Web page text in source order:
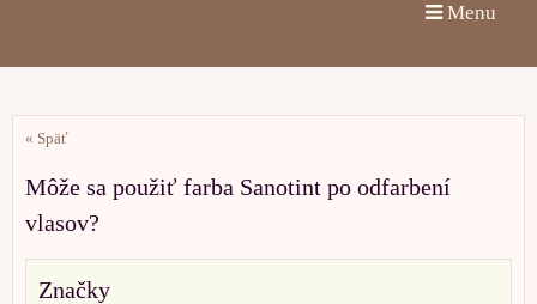
Menu
« Späť
Môže sa použiť farba Sanotint po odfarbení
vlasov?
Značky